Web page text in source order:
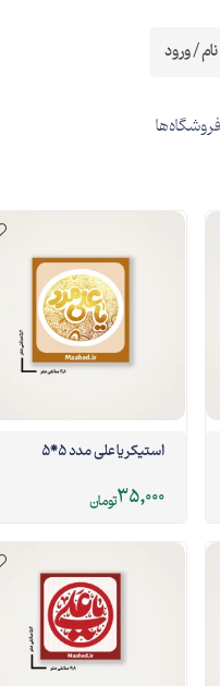
/ ورود
فروشگاه‌ها
استیکر یا علی مدد 5*5
35,000تومان